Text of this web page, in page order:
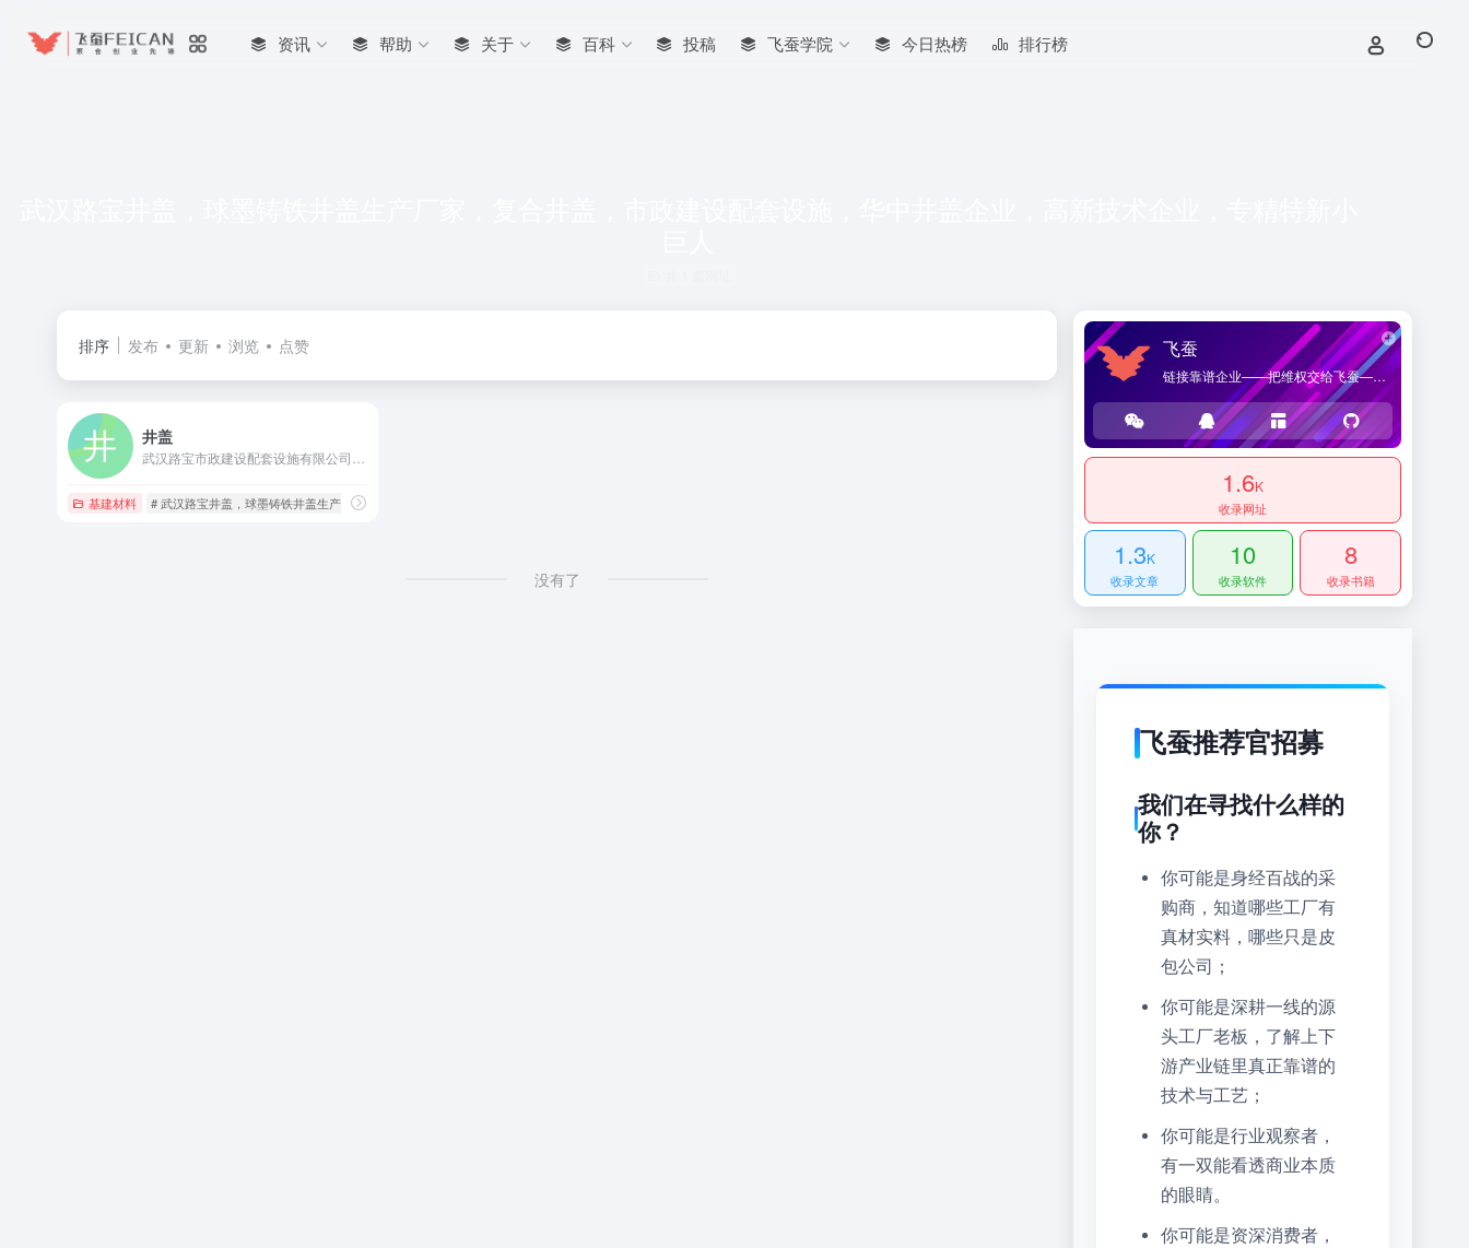
资讯 帮助 关于 百科 投稿 飞蚕学院 今日热榜 排行榜
排序 发布 更新 浏览 点赞
井盖
基建材料 # 武汉路宝井盖，球墨铸铁井盖生产厂家，复合井盖，市政建设配套设施，华中井盖企业，高新技术企业，专精特新小巨人
没有了
飞蚕
链接靠谱企业——把维权交给飞蚕——海桑贸易官方网站，提供优质企业导航和商品导购服务。
1.6K
收录网址
1.3K
收录文章
10
收录软件
8
收录书籍
飞蚕推荐官招募
我们在寻找什么样的
你？
你可能是身经百战的采
购商，知道哪些工厂有
真材实料，哪些只是皮
包公司；
你可能是深耕一线的源
头工厂老板，了解上下
游产业链里真正靠谱的
技术与工艺；
你可能是行业观察者，
有一双能看透商业本质
的眼睛。
你可能是资深消费者，